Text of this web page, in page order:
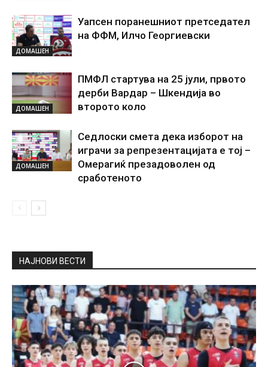
ДОМАШЕН
Уапсен поранешниот претседател
на ФФМ, Илчо Георгиевски
ДОМАШЕН
ПМФЛ стартува на 25 јули, првото
дерби Вардар – Шкендија во
второто коло
ДОМАШЕН
Седлоски смета дека изборот на
играчи за репрезентацијата е тој –
Омерагиќ презадоволен од
сработеното
НАЈНОВИ ВЕСТИ